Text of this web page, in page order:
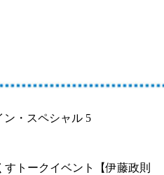
・スペシャル 5
トークイベント【伊藤政則